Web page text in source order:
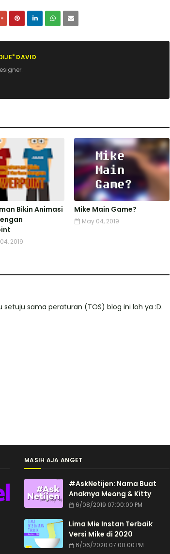
DAVID
Bikin Animasi
2019
Mike Main Game?
May 04, 2019
sama peraturan (TOS) blog ini loh ya :D.
MASIH AJA ANGET
#AskNetijen: Nama Buat
Anaknya Meong & Kitty
6/08/2019 07:00:00 PM
Lima Mie Instan Terbaik
Versi Mike di 2020
6/06/2020 07:00:00 PM